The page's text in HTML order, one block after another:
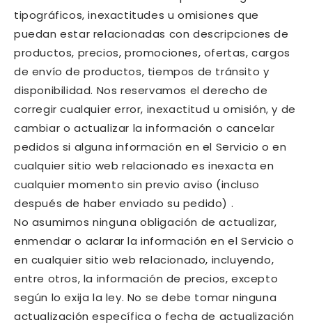
tipográficos, inexactitudes u omisiones que
puedan estar relacionadas con descripciones de
productos, precios, promociones, ofertas, cargos
de envío de productos, tiempos de tránsito y
disponibilidad. Nos reservamos el derecho de
corregir cualquier error, inexactitud u omisión, y de
cambiar o actualizar la información o cancelar
pedidos si alguna información en el Servicio o en
cualquier sitio web relacionado es inexacta en
cualquier momento sin previo aviso (incluso
después de haber enviado su pedido) .
No asumimos ninguna obligación de actualizar,
enmendar o aclarar la información en el Servicio o
en cualquier sitio web relacionado, incluyendo,
entre otros, la información de precios, excepto
según lo exija la ley. No se debe tomar ninguna
actualización específica o fecha de actualización